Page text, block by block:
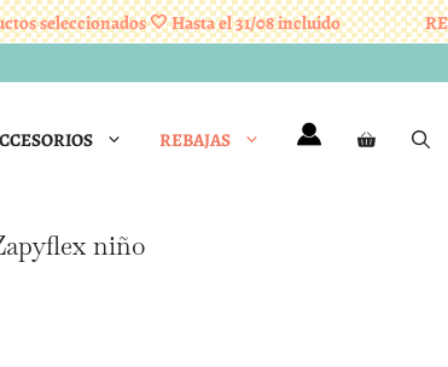
seleccionados 🤍 Hasta el 31/08 incluido
REBAJAS
niño